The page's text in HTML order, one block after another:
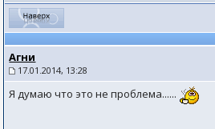
Агни
17.01.2014, 13:28
Я думаю что это не проблема......